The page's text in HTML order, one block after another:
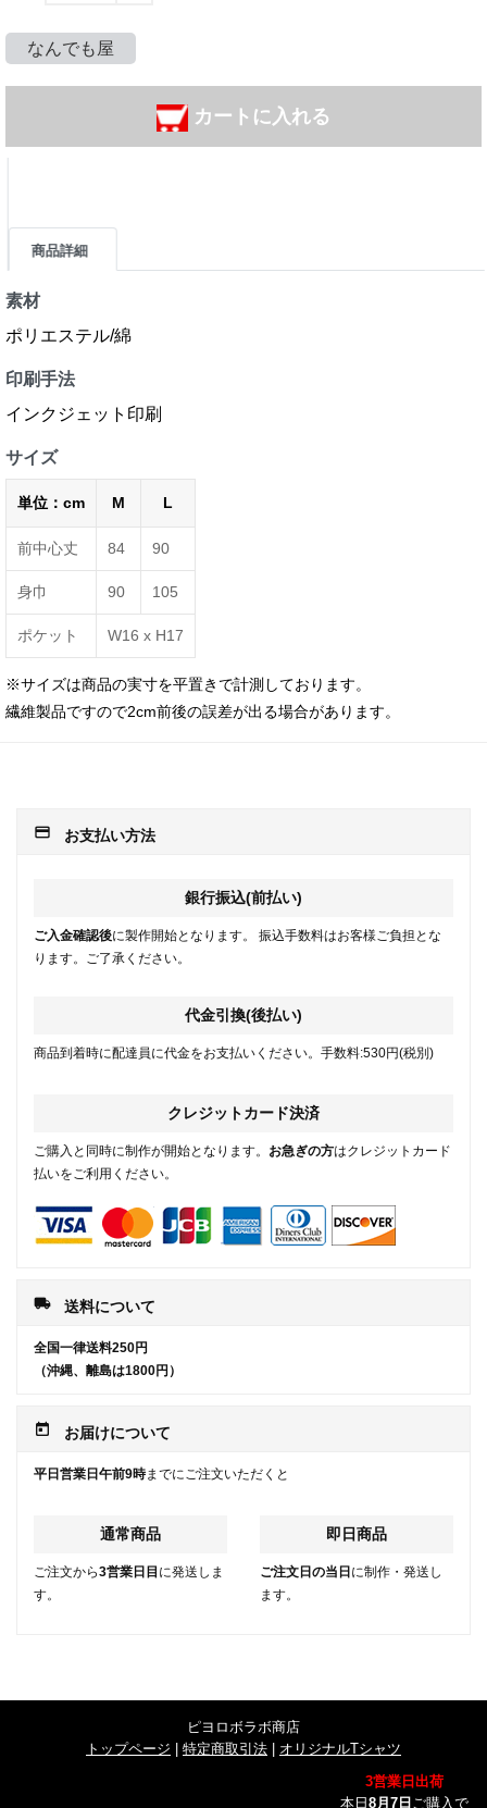
なんでも屋
カートに入れる
商品詳細
素材
ポリエステル/綿
印刷手法
インクジェット印刷
サイズ
単位：cm M L
前中心丈 84 90
身巾 90 105
ポケット W16 х H17
※サイズは商品の実寸を平置きで計測しております。
繊維製品ですので2cm前後の誤差が出る場合があります。
payment お支払い方法
銀行振込(前払い)
ご入金確認後に製作開始となります。 振込手数料はお客様ご負担とな
ります。ご了承ください。
代金引換(後払い)
商品到着時に配達員に代金をお支払いください。手数料:530円(税別)
クレジットカード決済
ご購入と同時に制作が開始となります。 お急ぎの方はクレジットカード
払いをご利用ください。
local_shipping 送料について
全国一律送料250円
（沖縄、離島は1800円）
today お届けについて
平日営業日午前9時までにご注文いただくと
通常商品
ご注文から3営業日目 に発送しま
す。
即日商品
ご注文日の当日 に制作・発送し
ます。
ピヨロボラボ商店
トップページ
特定商取引法
オリジナルTシャツ
3営業日出荷
本日 8月7日 ご購入で